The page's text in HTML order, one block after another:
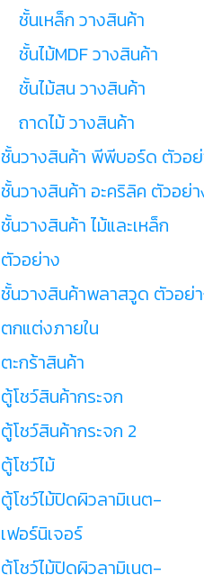
ชั้นเหล็ก วางสินค้า
ชั้นไม้MDF วางสินค้า
ชั้นไม้สน วางสินค้า
ถาดไม้ วางสินค้า
ชั้นวางสินค้า พีพีบอร์ด ตัวอ
ชั้นวางสินค้า อะคริลิค ตัวอย่
ชั้นวางสินค้า ไม้และเหล็ก
ตัวอย่าง
ชั้นวางสินค้าพลาสวูด ตัวอย่
ตกแต่งภายใน
ตะกร้าสินค้า
ตู้โชว์สินค้ากระจก
ตู้โชว์สินค้ากระจก 2
ตู้โชว์ไม้
ตู้โชว์ไม้ปิดผิวลามิเนต-
เฟอร์นิเจอร์
ตู้โชว์ไม้ปิดผิวลามิเนต-